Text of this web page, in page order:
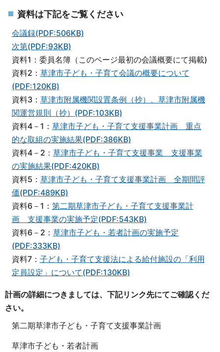
資料は下記をご覧ください
会議録(PDF:506KB)
次第(PDF:93KB)
資料1：委員名簿（このページ最初の会議概要にて掲載)
資料2： 草津市子ども・子育て会議の概要について
(PDF:120KB)
資料3： 草津市附属機関設置条例（抄）、草津市附属機
関運営規則（抄）(PDF:103KB)
資料4－1： 草津市子ども・子育て支援事業計画 重点
的な取組の実施結果(PDF:386KB)
資料4－2： 草津市子ども・子育て支援事業 支援事業
の実施結果(PDF:420KB)
資料5： 草津市子ども・子育て支援事業計画 全期間評
価(PDF:489KB)
資料6－1： 第二期草津市子ども・子育て支援事業計
画 支援事業の実施予定(PDF:543KB)
資料6－2： 草津市子ども・若者計画の実施予定
(PDF:333KB)
資料7： 子ども・子育て支援法による給付施設の「利用
定員設定」について(PDF:130KB)
計画の詳細につきましては、下記リンク先にてご確認くだ
さい。
第二期草津市子ども・子育て支援事業計画
草津市子ども・若者計画